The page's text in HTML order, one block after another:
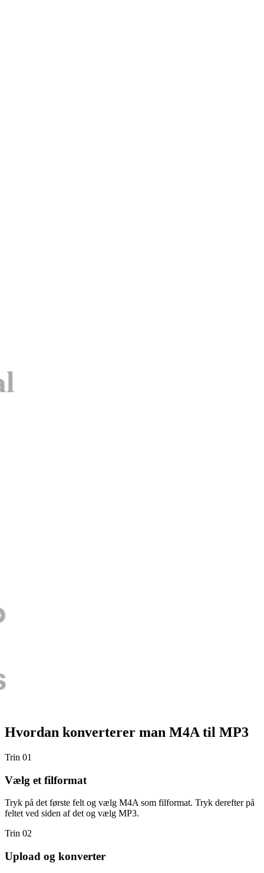
Hvordan konverterer man M4A til MP3
Trin 01
Vælg et filformat
Tryk på det første felt og vælg M4A som filformat. Tryk derefter på
feltet ved siden af det og vælg MP3.
Trin 02
Upload og konverter